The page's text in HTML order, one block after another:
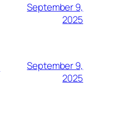
September 9,
2025
September 9,
2025